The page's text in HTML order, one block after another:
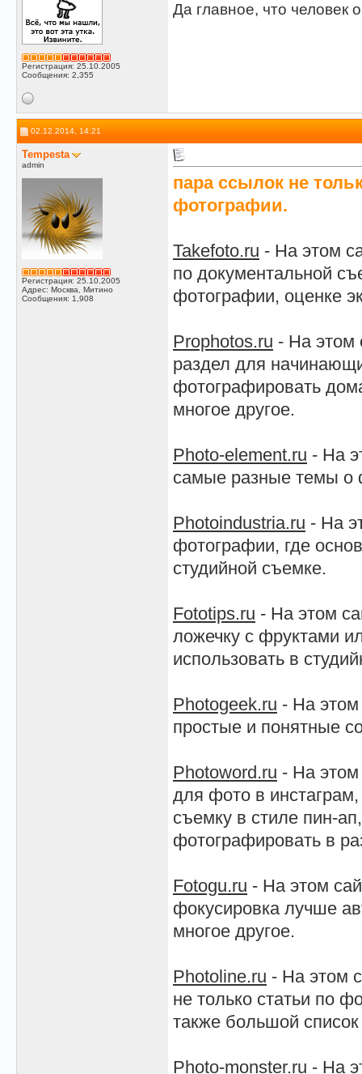
Регистрация: 25.10.2005
Сообщения: 2,355
Да главное, что человек
02.12.2014, 14:21
Tempesta
admin
Регистрация: 25.10.2005
Адрес: Москва, Митино
Сообщения: 1,908
пара ссылок не
фотографии.
Takefoto.ru - На этом
по документальной
фотографии, оценке
Prophotos.ru - На этом
раздел для
фотографировать
многое другое.
Photo-element.ru - На
самые разные темы о
Photoindustria.ru - На
фотографии, где
студийной съемке.
Fototips.ru - На этом
ложечку с фруктами
использовать в
Photogeek.ru - На
простые и понятные
Photoword.ru - На этом
для фото в инстаграм,
съемку в стиле пин-
фотографировать в
Fotogu.ru - На этом
фокусировка лучше
многое другое.
Photoline.ru - На этом
не только статьи по
также большой
Photo-monster.ru - На